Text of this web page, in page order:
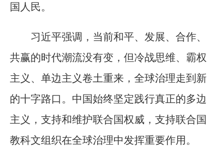
国人民。
习近平强调，当前和平、发展、合作、
共赢的时代潮流没有变，但冷战思维、霸权
主义、单边主义卷土重来，全球治理走到新
的十字路口。中国始终坚定践行真正的多边
主义，支持和维护联合国权威，支持联合国
教科文组织在全球治理中发挥重要作用。